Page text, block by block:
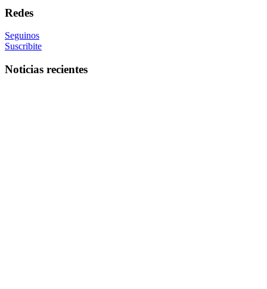
Redes
Seguinos
Suscribite
Noticias recientes